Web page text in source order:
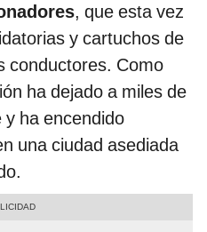
, que esta vez
y cartuchos de
conductores. Como
ha dejado a miles de
ha encendido
una ciudad asediada